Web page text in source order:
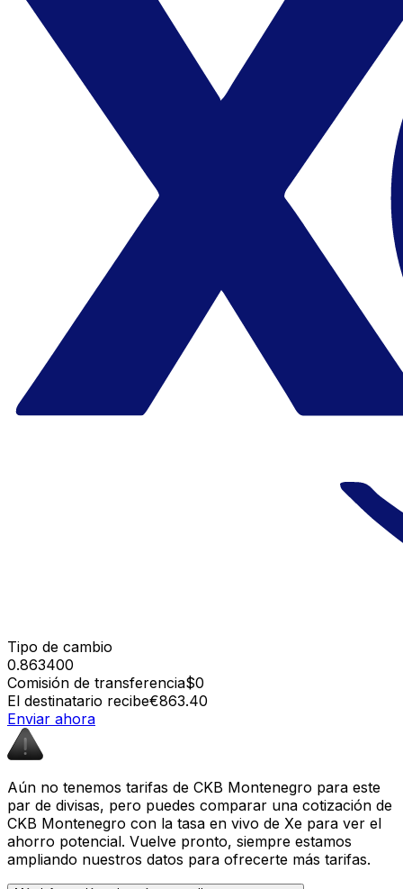
Tipo de cambio
0.863400
Comisión de transferencia$0
El destinatario recibe€863.40
Enviar ahora
Aún no tenemos tarifas de CKB Montenegro para este
par de divisas, pero puedes comparar una cotización de
CKB Montenegro con la tasa en vivo de Xe para ver el
ahorro potencial. Vuelve pronto, siempre estamos
ampliando nuestros datos para ofrecerte más tarifas.